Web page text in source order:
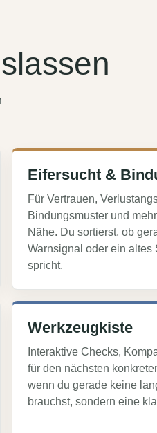
Eifersucht &
Für Vertrauen,
Bindungsmuster und
Nähe. Du sortierst, ob
Warnsignal oder ein altes
spricht.
Werkzeugkiste
Interaktive Checks,
für den nächsten
wenn du gerade keine
brauchst, sondern eine